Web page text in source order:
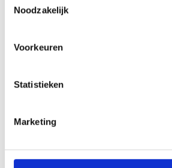
Noodzakelijk
Voorkeuren
Statistieken
Marketing